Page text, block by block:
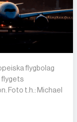
flygbolag
flygets
Foto t.h.: Michael